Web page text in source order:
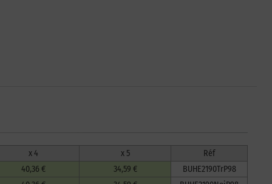
x 4 x 5
Réf
40,36 € 34,59 €
BUHE2190TrP98